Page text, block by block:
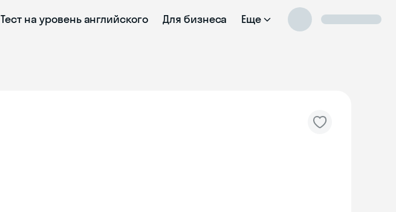
Тест на уровень английского Для бизнеса Еще